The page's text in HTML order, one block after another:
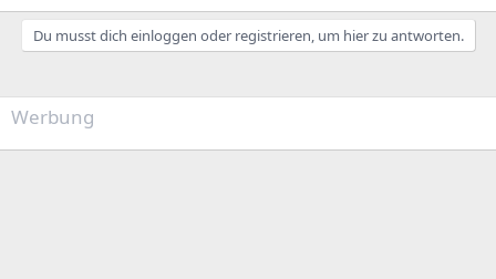
Du musst dich einloggen oder registrieren, um hier zu antworten.
Werbung